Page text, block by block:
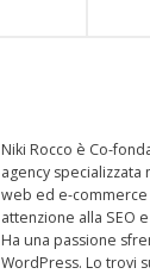
Niki Rocco è Co-
agency specializzata
web ed e-
attenzione alla SEO
Ha una passione
WordPress. Lo trovi